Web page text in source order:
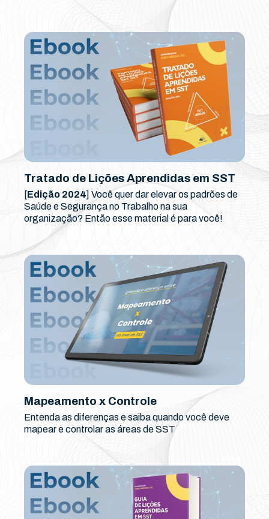
Tratado de Lições Aprendidas em SST
[Edição 2024] Você quer dar elevar os padrões de
Saúde e Segurança no Trabalho na sua
organização? Então esse material é para você!
Mapeamento x Controle
Entenda as diferenças e saiba quando você deve
mapear e controlar as áreas de SST